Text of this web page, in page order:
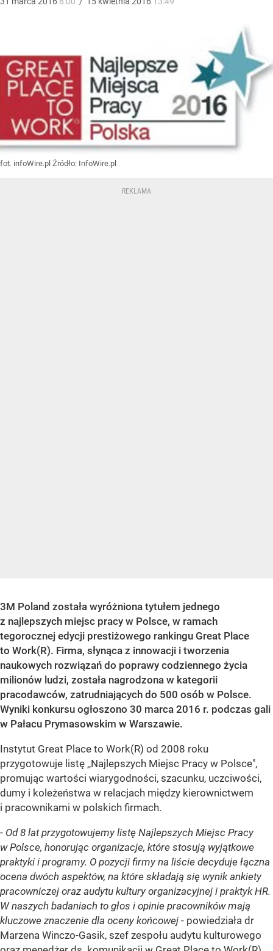
fot. infoWire.pl Źródło: InfoWire.pl
3M Poland została wyróżniona tytułem jednego
z najlepszych miejsc pracy w Polsce, w ramach
tegorocznej edycji prestiżowego rankingu Great Place
to Work(R). Firma, słynąca z innowacji i tworzenia
naukowych rozwiązań do poprawy codziennego życia
milionów ludzi, została nagrodzona w kategorii
pracodawców, zatrudniających do 500 osób w Polsce.
Wyniki konkursu ogłoszono 30 marca 2016 r. podczas gali
w Pałacu Prymasowskim w Warszawie.
Instytut Great Place to Work(R) od 2008 roku
przygotowuje listę ,,Najlepszych Miejsc Pracy w Polsce",
promując wartości wiarygodności, szacunku, uczciwości,
dumy i koleżeństwa w relacjach między kierownictwem
i pracownikami w polskich firmach.
- Od 8 lat przygotowujemy listę Najlepszych Miejsc Pracy
w Polsce, honorując organizacje, które stosują wyjątkowe
praktyki i programy. O pozycji firmy na liście decyduje łączna
ocena dwóch aspektów, na które składają się wynik ankiety
pracowniczej oraz audytu kultury organizacyjnej i praktyk HR.
W naszych badaniach to głos i opinie pracowników mają
kluczowe znaczenie dla oceny końcowej - powiedziała dr
Marzena Winczo-Gasik, szef zespołu audytu kulturowego